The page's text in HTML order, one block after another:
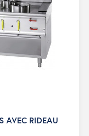
AVEC RIDEAU